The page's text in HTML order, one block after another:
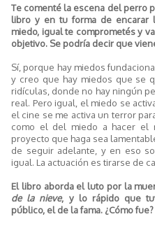
Te comenté la escena del perro
libro y en tu forma de encarar
miedo, igual te comprometés y
objetivo. Se podría decir que
Sí, porque hay miedos
y creo que hay miedos que se
ridículas, donde no hay ningún
real. Pero igual, el miedo se
el cine se me activa un terror
como el del miedo a hacer el
proyecto que haga sea
de seguir adelante, y en eso
igual. La actuación es tirarse de
El libro aborda el luto por la
de la nieve, y lo rápido que
público, el de la fama. ¿Cómo fue?